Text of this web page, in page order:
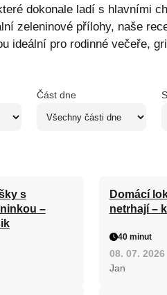
dokonale ladí s hlavními
zeleninové přílohy, naše
ideální pro rodinné večeře,
Část dne
s
–
Domácí
netrhají –
40 minut
08. 07. 2026
Jan